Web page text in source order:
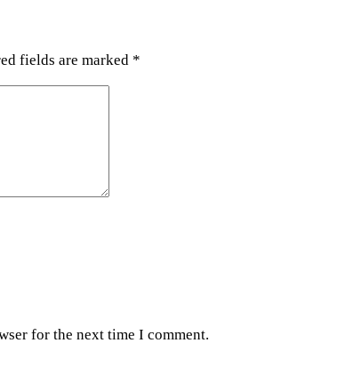
fields are marked *
for the next time I comment.